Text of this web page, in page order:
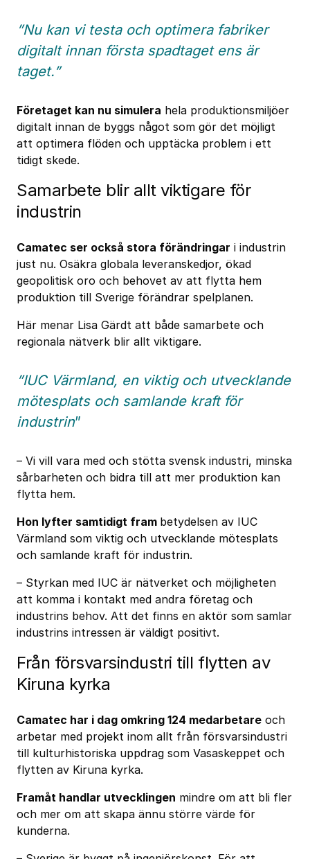
”Nu kan vi testa och optimera fabriker
digitalt innan första spadtaget ens är
taget.”
Företaget kan nu simulera hela produktionsmiljöer
digitalt innan de byggs något som gör det möjligt
att optimera flöden och upptäcka problem i ett
tidigt skede.
Samarbete blir allt viktigare för
industrin
Camatec ser också stora förändringar i industrin
just nu. Osäkra globala leveranskedjor, ökad
geopolitisk oro och behovet av att flytta hem
produktion till Sverige förändrar spelplanen.
Här menar Lisa Gärdt att både samarbete och
regionala nätverk blir allt viktigare.
”IUC Värmland, en viktig och utvecklande
mötesplats och samlande kraft för
industrin”
– Vi vill vara med och stötta svensk industri, minska
sårbarheten och bidra till att mer produktion kan
flytta hem.
Hon lyfter samtidigt fram betydelsen av IUC
Värmland som viktig och utvecklande mötesplats
och samlande kraft för industrin.
– Styrkan med IUC är nätverket och möjligheten
att komma i kontakt med andra företag och
industrins behov. Att det finns en aktör som samlar
industrins intressen är väldigt positivt.
Från försvarsindustri till flytten av
Kiruna kyrka
Camatec har i dag omkring 124 medarbetare och
arbetar med projekt inom allt från försvarsindustri
till kulturhistoriska uppdrag som Vasaskeppet och
flytten av Kiruna kyrka.
Framåt handlar utvecklingen mindre om att bli fler
och mer om att skapa ännu större värde för
kunderna.